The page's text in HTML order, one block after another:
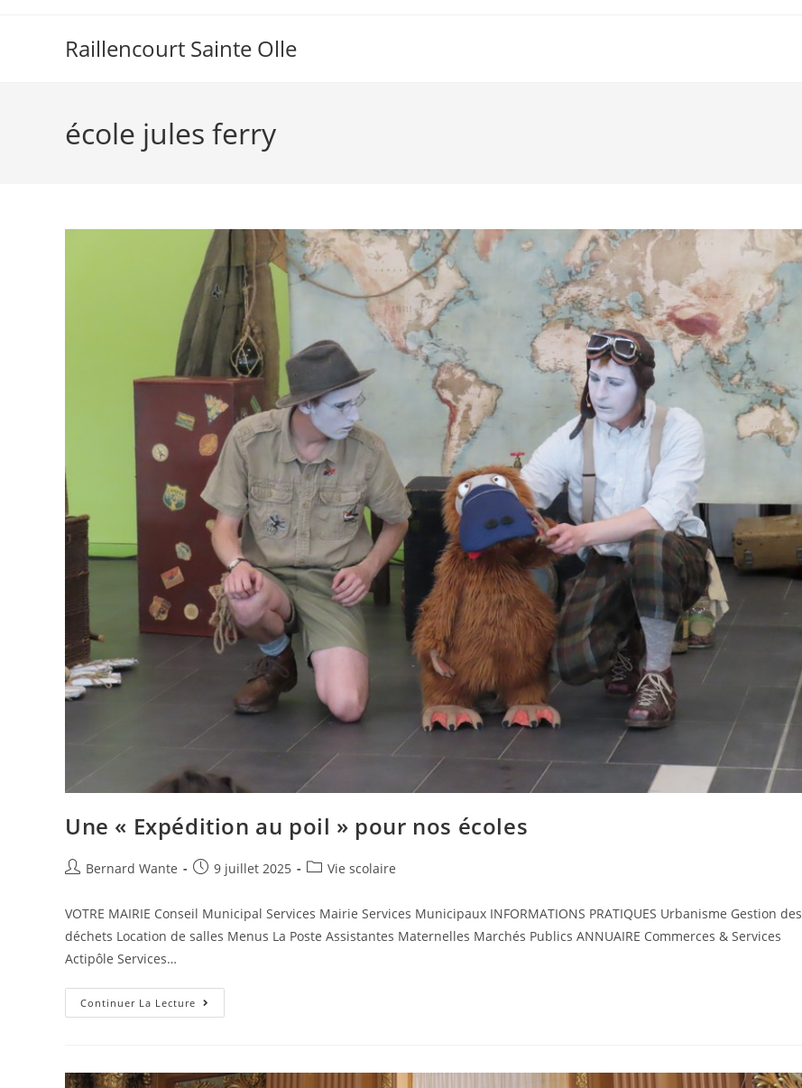
Raillencourt Sainte Olle
école jules ferry
Une « Expédition au poil » pour nos écoles
Bernard Wante 9 juillet 2025 Vie scolaire
VOTRE MAIRIE Conseil Municipal Services Mairie Services Municipaux INFORMATIONS PRATIQUES Urbanisme Gestion des
déchets Location de salles Menus La Poste Assistantes Maternelles Marchés Publics ANNUAIRE Commerces & Services
Actipôle Services…
Continuer La Lecture